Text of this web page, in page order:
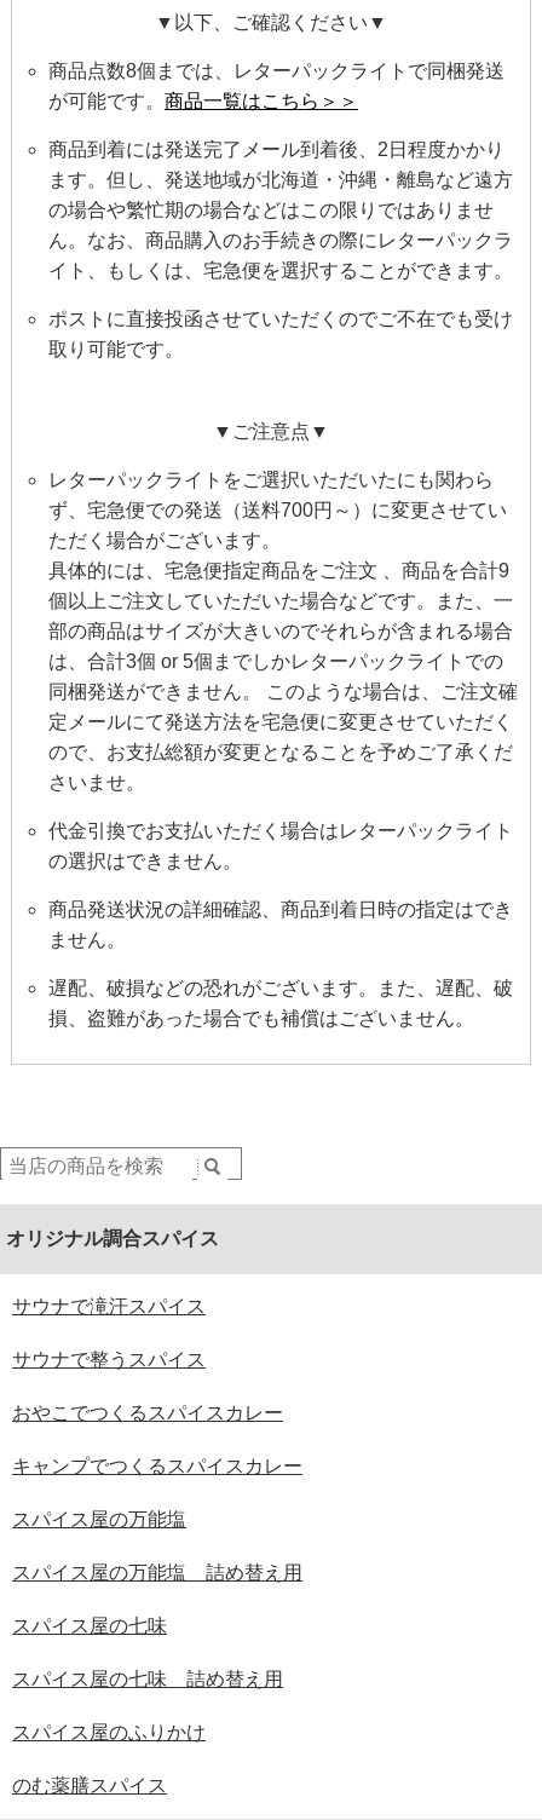
▼以下、ご確認ください▼
商品点数8個までは、レターパックライトで同梱発送
が可能です。 商品一覧はこちら＞＞
商品到着には発送完了メール到着後、2日程度かかり
ます。但し、発送地域が北海道・沖縄・離島など遠方
の場合や繁忙期の場合などはこの限りではありませ
ん。なお、商品購入のお手続きの際にレターパックラ
イト、もしくは、宅急便を選択することができます。
ポストに直接投函させていただくのでご不在でも受け
取り可能です。
▼ご注意点▼
レターパックライトをご選択いただいたにも関わら
ず、宅急便での発送（送料700円～）に変更させてい
ただく場合がございます。
具体的には、宅急便指定商品をご注文 、商品を合計9
個以上ご注文していただいた場合などです。また、一
部の商品はサイズが大きいのでそれらが含まれる場合
は、合計3個 or 5個までしかレターパックライトでの
同梱発送ができません。 このような場合は、ご注文確
定メールにて発送方法を宅急便に変更させていただく
ので、お支払総額が変更となることを予めご了承くだ
さいませ。
代金引換でお支払いただく場合はレターパックライト
の選択はできません。
商品発送状況の詳細確認、商品到着日時の指定はでき
ません。
遅配、破損などの恐れがございます。また、遅配、破
損、盗難があった場合でも補償はございません。
オリジナル調合スパイス
サウナで滝汗スパイス
サウナで整うスパイス
おやこでつくるスパイスカレー
キャンプでつくるスパイスカレー
スパイス屋の万能塩
スパイス屋の万能塩 詰め替え用
スパイス屋の七味
スパイス屋の七味 詰め替え用
スパイス屋のふりかけ
のむ薬膳スパイス